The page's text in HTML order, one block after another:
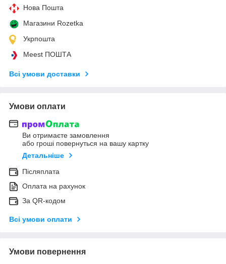
Нова Пошта
Магазини Rozetka
Укрпошта
Meest ПОШТА
Всі умови доставки
Умови оплати
Ви отримаєте замовлення
або гроші повернуться на вашу картку
Детальніше
Післяплата
Оплата на рахунок
За QR-кодом
Всі умови оплати
Умови повернення